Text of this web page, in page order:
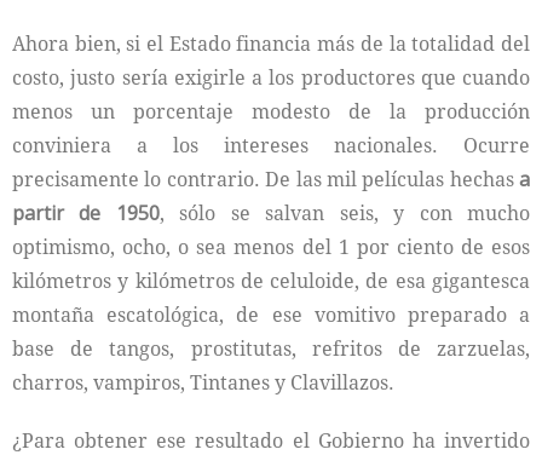
Ahora bien, si el Estado financia más de la totalidad del
costo, justo sería exigirle a los productores que cuando
menos un porcentaje modesto de la producción
conviniera a los intereses nacionales. Ocurre
precisamente lo contrario. De las mil películas hechasa
partir de 1950, sólo se salvan seis, y con mucho
optimismo, ocho, o sea menos del 1 por ciento de esos
kilómetros y kilómetros de celuloide, de esa gigantesca
montaña escatológica, de ese vomitivo preparado a
base de tangos, prostitutas, refritos de zarzuelas,
charros, vam­piros, Tintanes y Clavillazos.
¿Para obtener ese resultado el Gobierno ha invertido